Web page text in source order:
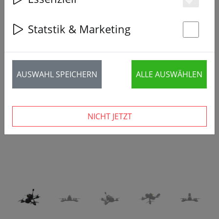
‹ ›
Statstik & Marketing
AUSWAHL SPEICHERN ALLE AUSWÄHLEN
NICHT JETZT